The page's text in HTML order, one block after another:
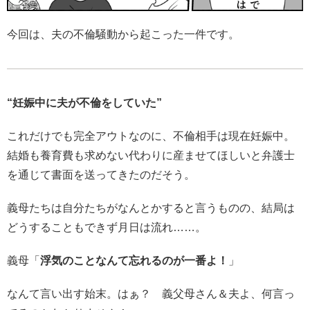
今回は、夫の不倫騒動から起こった一件です。
“妊娠中に夫が不倫をしていた”
これだけでも完全アウトなのに、不倫相手は現在妊娠中。
結婚も養育費も求めない代わりに産ませてほしいと弁護士
を通じて書面を送ってきたのだそう。
義母たちは自分たちがなんとかすると言うものの、結局は
どうすることもできず月日は流れ……。
義母「 浮気のことなんて忘れるのが一番よ！ 」
なんて言い出す始末。はぁ？ 義父母さん＆夫よ、何言っ